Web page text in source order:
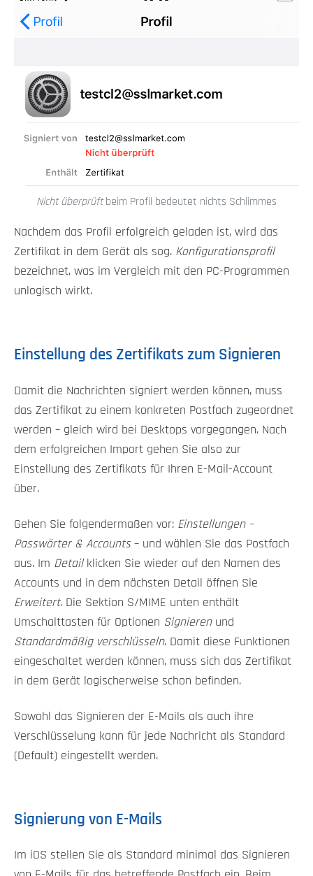
Nicht überprüftbeim Profil bedeutet nichts Schlimmes
Nachdem das Profil erfolgreich geladen ist, wird das
Zertifikat in dem Gerät als sog. Konfigurationsprofil
bezeichnet, was im Vergleich mit den PC-Programmen
unlogisch wirkt.
Einstellung des Zertifikats zum Signieren
Damit die Nachrichten signiert werden können, muss
das Zertifikat zu einem konkreten Postfach zugeordnet
werden – gleich wird bei Desktops vorgegangen. Nach
dem erfolgreichen Import gehen Sie also zur
Einstellung des Zertifikats für Ihren E-Mail-Account
über.
Gehen Sie folgendermaßen vor: Einstellungen –
Passwörter & Accounts– und wählen Sie das Postfach
aus. Im Detailklicken Sie wieder auf den Namen des
Accounts und in dem nächsten Detail öffnen Sie
Erweitert. Die Sektion S/MIME unten enthält
Umschalttasten für Optionen Signierenund
Standardmäßig verschlüsseln. Damit diese Funktionen
eingeschaltet werden können, muss sich das Zertifikat
in dem Gerät logischerweise schon befinden.
Sowohl das Signieren der E-Mails als auch ihre
Verschlüsselung kann für jede Nachricht als Standard
(Default) eingestellt werden.
Signierung von E-Mails
Im iOS stellen Sie als Standard minimal das Signieren